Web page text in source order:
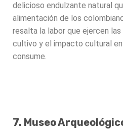
delicioso endulzante natural
alimentación de los
resalta la labor que ejercen
cultivo y el impacto cultural
consume.
7. Museo